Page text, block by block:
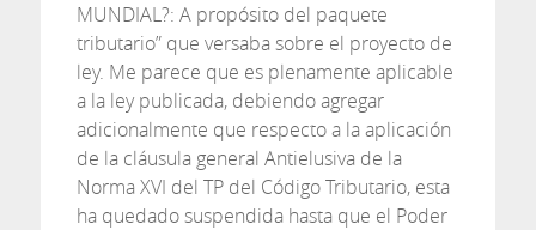
MUNDIAL?: A propósito del paquete
tributario” que versaba sobre el proyecto de
ley. Me parece que es plenamente aplicable
a la ley publicada, debiendo agregar
adicionalmente que respecto a la aplicación
de la cláusula general Antielusiva de la
Norma XVI del TP del Código Tributario, esta
ha quedado suspendida hasta que el Poder